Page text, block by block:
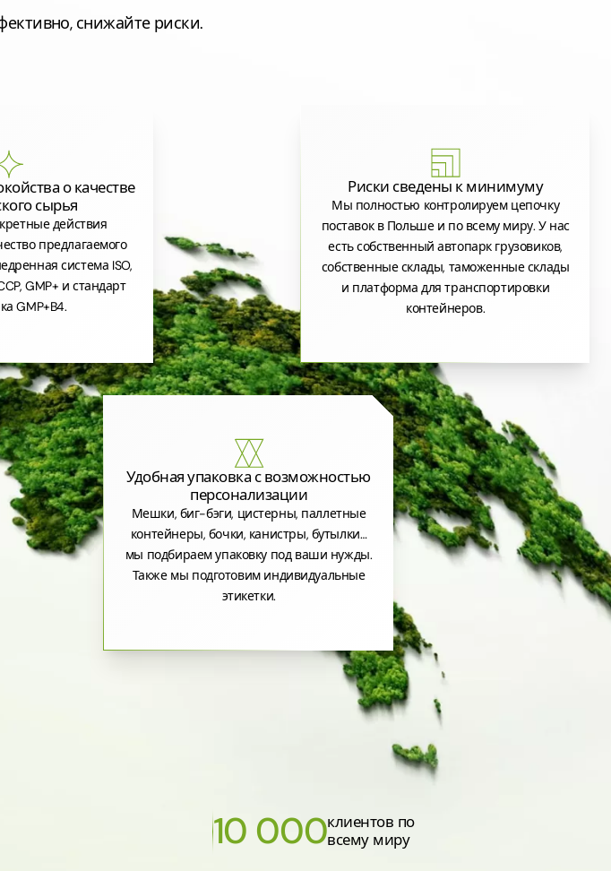
снижайте риски.
о качестве
сырья
действия
предлагаемого
система ISO,
GMP+ и стандарт
GMP+B4.
Риски сведены к минимуму
Мы полностью контролируем цепочку
поставок в Польше и по всему миру. У нас
есть собственный автопарк грузовиков,
собственные склады, таможенные склады
и платформа для транспортировки
контейнеров.
Удобная упаковка с возможностью
персонализации
Мешки, биг-бэги, цистерны, паллетные
контейнеры, бочки, канистры, бутылки…
мы подбираем упаковку под ваши нужды.
Также мы подготовим индивидуальные
этикетки.
10 000клиентов по
всему миру